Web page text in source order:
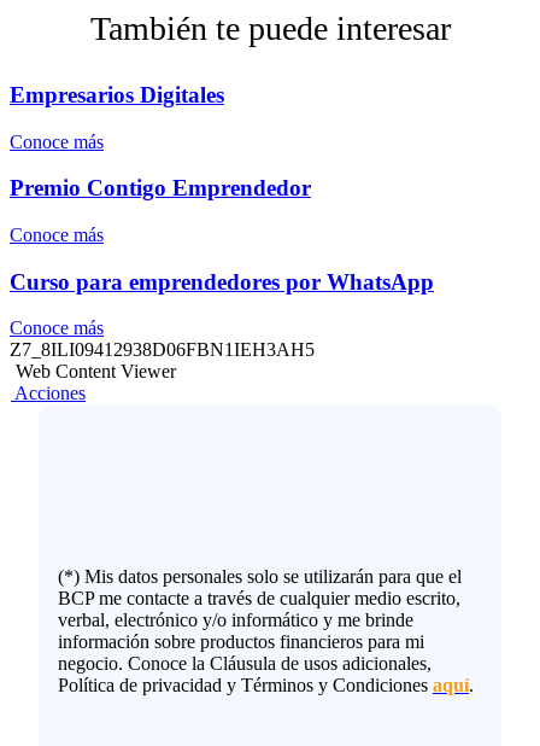
También te puede interesar
Empresarios Digitales
Conoce más
Premio Contigo Emprendedor
Conoce más
Curso para emprendedores por WhatsApp
Conoce más
Z7_8ILI09412938D06FBN1IEH3AH5
Web Content Viewer
Acciones
(*) Mis datos personales solo se utilizarán para que el
BCP me contacte a través de cualquier medio escrito,
verbal, electrónico y/o informático y me brinde
información sobre productos financieros para mi
negocio. Conoce la Cláusula de usos adicionales,
Política de privacidad y Términos y Condiciones aquí.